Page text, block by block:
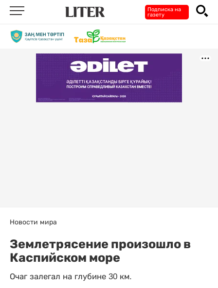
Подписка на
газету
Новости мира
Землетрясение произошло в
Каспийском море
Очаг залегал на глубине 30 км.